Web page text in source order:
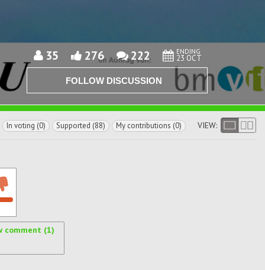
35 276 222 ENDING
23 OCT
FOLLOW DISCUSSION
In voting (0) Supported (88) My contributions (0) VIEW:
comment (1)